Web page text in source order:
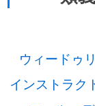
ウィードゥ
インストラク